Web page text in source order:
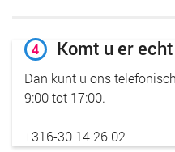
4 Komt u er
Dan kunt u ons
9:00 tot 17:00.
+316-30 14 26 02